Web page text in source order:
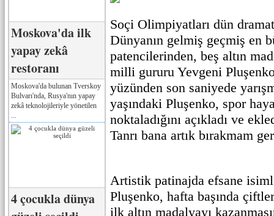
Moskova'da ilk
yapay zekâ
restoranı
Moskova'da bulunan Tverskoy
Bulvarı'nda, Rusya'nın yapay
zekâ teknolojileriyle yönetilen
4 çocukla dünya
Soçi Olimpiyatları dün
Dünyanın gelmiş geçmiş en
patencilerinden, beş altın
milli gururu Yevgeni
yüzünden son saniyede
yaşındaki Pluşenko, spor
noktaladığını açıkladı ve
Tanrı bana artık bırakmam
Artistik patinajda efsane
Pluşenko, hafta başında
ilk altın madalyayı